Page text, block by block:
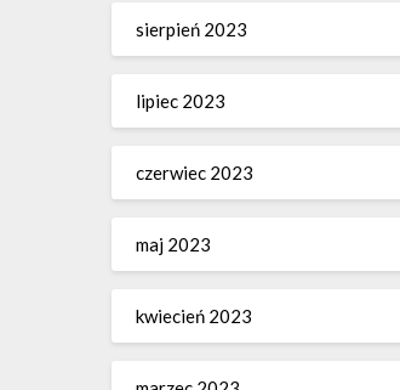
sierpień 2023
lipiec 2023
czerwiec 2023
maj 2023
kwiecień 2023